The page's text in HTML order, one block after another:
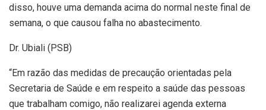
disso, houve uma demanda acima do normal neste final de
semana, o que causou falha no abastecimento.
Dr. Ubiali (PSB)
“Em razão das medidas de precaução orientadas pela
Secretaria de Saúde e em respeito a saúde das pessoas
que trabalham comigo, não realizarei agenda externa